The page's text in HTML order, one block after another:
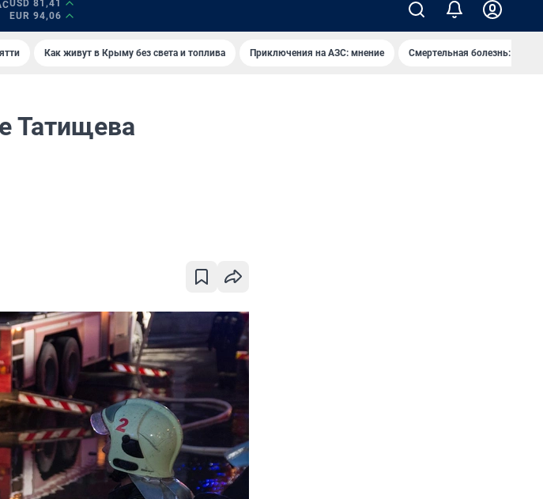
USD 81,41
EUR 94,06
Как живут в Крыму без света и топлива Приключения на АЗС: мнение Смертельная болезнь:
Татищева